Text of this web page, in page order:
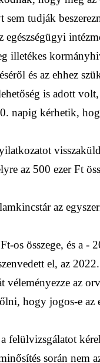
sem tudják
illetékes
és az ehhez
is adott
napig kérhetik,
az 500 ezer Ft
az
os összege, és a -
el, az
az
hogy jogos-e az
felülvizsgálatot
során nem